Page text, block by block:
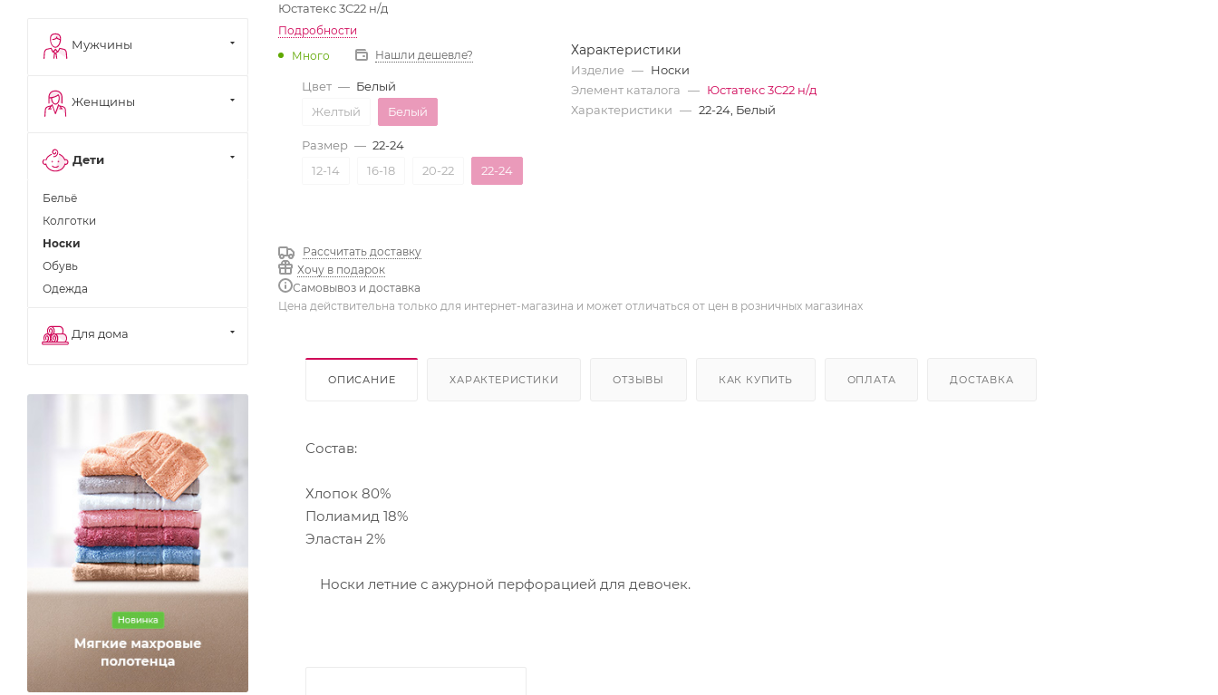
Юстатекс 3С22 н/д
Подробности
Много
Нашли дешевле?
Цвет — Белый
Желтый
Белый
Размер — 22-24
12-14
16-18 20-22 22-24
Рассчитать доставку
Хочу в подарок
Самовывоз и доставка
Характеристики
Изделие — Носки
Элемент каталога — Юстатекс 3С22 н/д
Характеристики — 22-24, Белый
Цена действительна только для интернет-магазина и может отличаться от цен в розничных магазинах
ОПИСАНИЕ ХАРАКТЕРИСТИКИ ОТЗЫВЫ КАК КУПИТЬ ОПЛАТА ДОСТАВКА
Состав:
Хлопок 80%
Полиамид 18%
Эластан 2%
Носки летние с ажурной перфорацией для девочек.
Мужчины
Женщины
Дети
Бельё
Колготки
Носки
Обувь
Одежда
Для дома